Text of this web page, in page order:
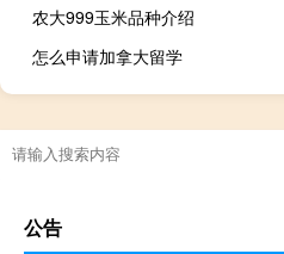
农大999玉米品种介绍
怎么申请加拿大留学
电子厂污染大吗
公告